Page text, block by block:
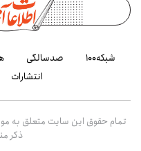
شبکه۱۰۰ صدسالگی
انتشارات
تمام حقوق این سایت متعلق به
ذکر